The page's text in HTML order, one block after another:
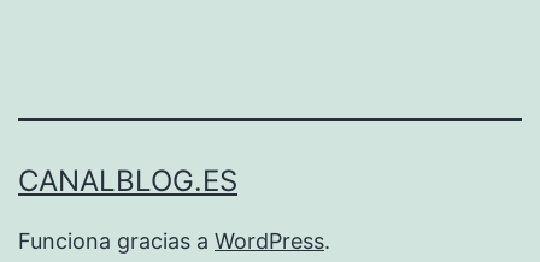
CANALBLOG.ES
Funciona gracias a WordPress.